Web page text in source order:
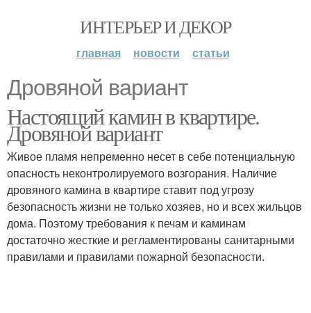
ИНТЕРЬЕР И ДЕКОР
главная новости статьи
Дровяной вариант
Настоящий камин в квартире.
Дровяной вариант
Живое пламя непременно несет в себе потенциальную
опасность неконтролируемого возгорания. Наличие
дровяного камина в квартире ставит под угрозу
безопасность жизни не только хозяев, но и всех жильцов
дома. Поэтому требования к печам и каминам
достаточно жесткие и регламентированы санитарными
правилами и правилами пожарной безопасности.